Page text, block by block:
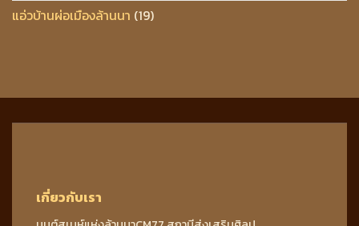
แอ่วบ้านผ่อเมืองล้านนา (19)
เกี่ยวกับเรา